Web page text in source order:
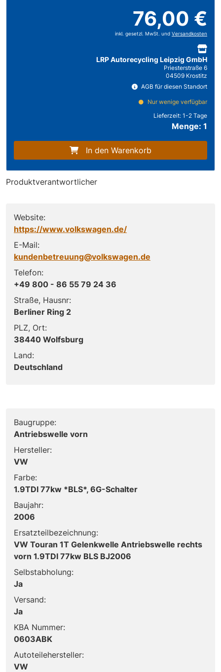
76,00 €
inkl. gesetzl. MwSt. und Versandkosten
LRP Autorecycling Leipzig GmbH
Priesterstraße 6
04509 Krostitz
AGB für diesen Standort
Nur wenige verfügbar
Lieferzeit: 1-2 Tage
Menge: 1
In den Warenkorb
Produktverantwortlicher
Website:
https://www.volkswagen.de/
E-Mail:
kundenbetreuung@volkswagen.de
Telefon:
+49 800 - 86 55 79 24 36
Straße, Hausnr:
Berliner Ring 2
PLZ, Ort:
38440 Wolfsburg
Land:
Deutschland
Baugruppe:
Antriebswelle vorn
Hersteller:
VW
Farbe:
1.9TDI 77kw *BLS*, 6G-Schalter
Baujahr:
2006
Ersatzteilbezeichnung:
VW Touran 1T Gelenkwelle Antriebswelle rechts
vorn 1.9TDI 77kw BLS BJ2006
Selbstabholung:
Ja
Versand:
Ja
KBA Nummer:
0603ABK
Autoteilehersteller:
VW